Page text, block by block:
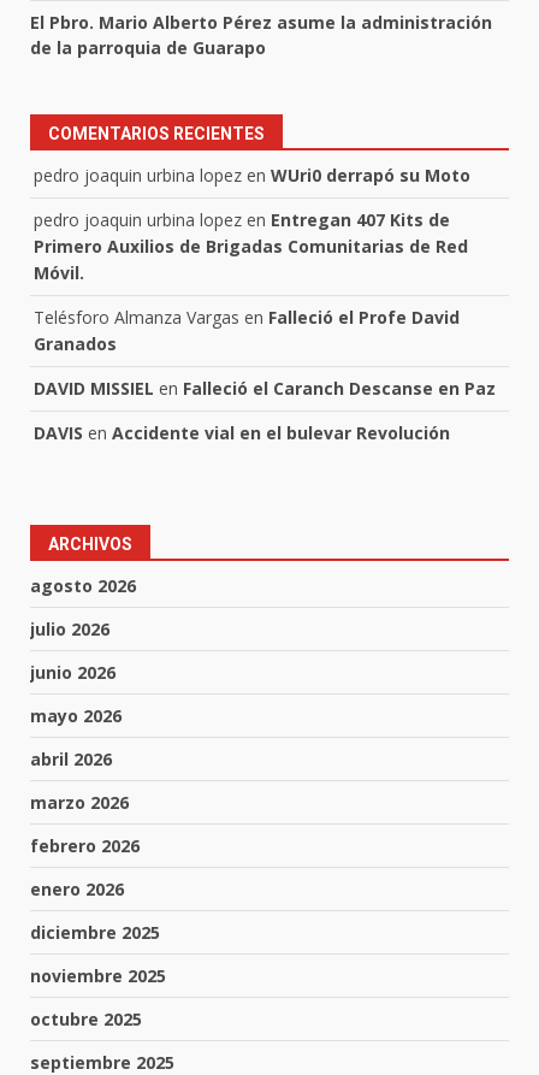
El Pbro. Mario Alberto Pérez asume la administración
de la parroquia de Guarapo
COMENTARIOS RECIENTES
pedro joaquin urbina lopez en WUri0 derrapó su Moto
pedro joaquin urbina lopez en Entregan 407 Kits de
Primero Auxilios de Brigadas Comunitarias de Red
Móvil.
Telésforo Almanza Vargas en Falleció el Profe David
Granados
DAVID MISSIEL en Falleció el Caranch Descanse en Paz
DAVIS en Accidente vial en el bulevar Revolución
ARCHIVOS
agosto 2026
julio 2026
junio 2026
mayo 2026
abril 2026
marzo 2026
febrero 2026
enero 2026
diciembre 2025
noviembre 2025
octubre 2025
septiembre 2025